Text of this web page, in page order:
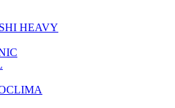
HEAVY